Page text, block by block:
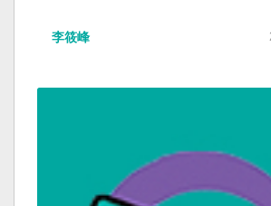
李筱峰